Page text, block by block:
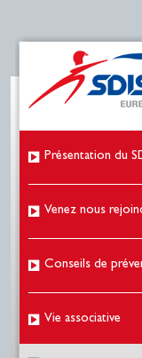
Présentation du
Venez nous
Conseils de
Vie associative